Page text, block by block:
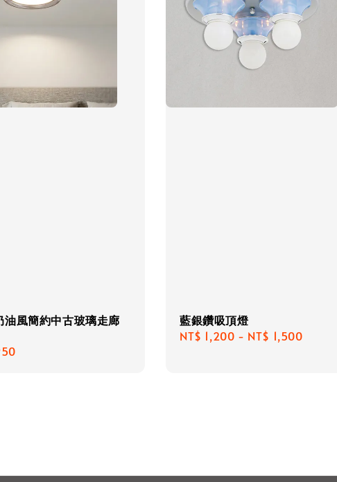
油風簡約中古玻璃走廊
藍銀鑽吸頂燈
Regular
NT$ 1,200 - NT$ 1,500